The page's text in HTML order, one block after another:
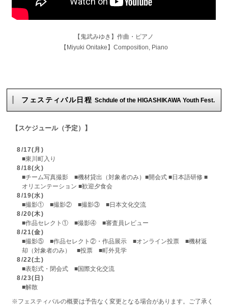
【鬼武みゆき】作曲・ピアノ
【Miyuki Onitake】Composition, Piano
フェスティバル日程Schdule of the HIGASHIKAWA Youth Fest.
【スケジュール（予定）】
8/17(月)
■東川町入り
8/18(火)
■チーム写真撮影 ■機材貸出（対象者のみ）■開会式 ■日本語研修 ■
オリエンテーション ■歓迎夕食会
8/19(水)
■撮影① ■撮影② ■撮影③ ■日本文化交流
8/20(木)
■作品セレクト① ■撮影④ ■審査員レビュー
8/21(金)
■撮影⑤ ■作品セレクト②・作品展示 ■オンライン投票 ■機材返
却（対象者のみ） ■投票 ■町外見学
8/22(土)
■表彰式・閉会式 ■国際文化交流
8/23(日)
■解散
※フェスティバルの概要は予告なく変更となる場合があります。ご了承く